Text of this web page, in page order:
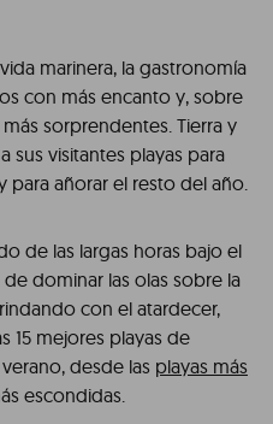
marinera, la gastronomía
con más encanto y, sobre
sorprendentes. Tierra y
sus visitantes playas para
para añorar el resto del año.
de las largas horas bajo el
dominar las olas sobre la
con el atardecer,
15 mejores playas de
desde las playas más
escondidas.